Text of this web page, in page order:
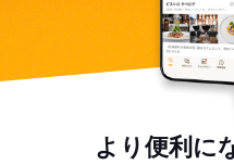
より便利に